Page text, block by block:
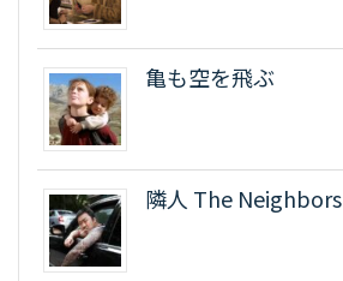
亀も空を飛ぶ
隣人 The Neighbors